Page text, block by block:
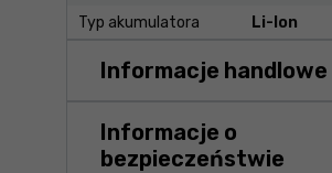
Typ akumulatora Li-Ion
Informacje handlowe
Informacje o
bezpieczeństwie